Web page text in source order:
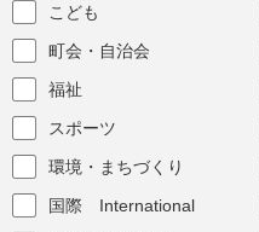
こども
町会・自治会
福祉
スポーツ
環境・まちづくり
国際 International